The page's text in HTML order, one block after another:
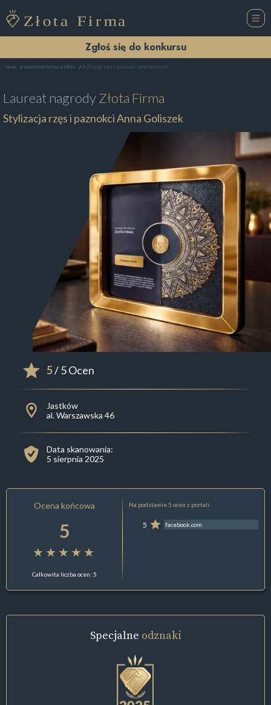
Zgłoś się do konkursu
Home Salon Kosmetyczny Jastków Stylizacja rzęs i paznokci Anna Goliszek
Laureat nagrodyZłota Firma
Stylizacja rzęs i paznokci Anna Goliszek
5/ 5 Ocen
Jastków
al. Warszawska 46
Data skanowania:
5 sierpnia 2025
Ocena końcowa
5
Całkowita liczba ocen: 5
Na podstawie 5 ocen z portali:
5 facebook.com
Specjalne odznaki